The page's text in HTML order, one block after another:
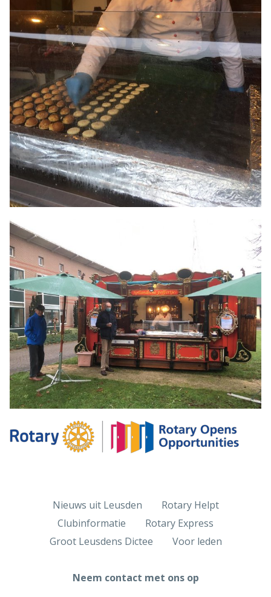
Nieuws uit Leusden
Rotary Helpt
Clubinformatie
Rotary Express
Groot Leusdens Dictee
Voor leden
Neem contact met ons op